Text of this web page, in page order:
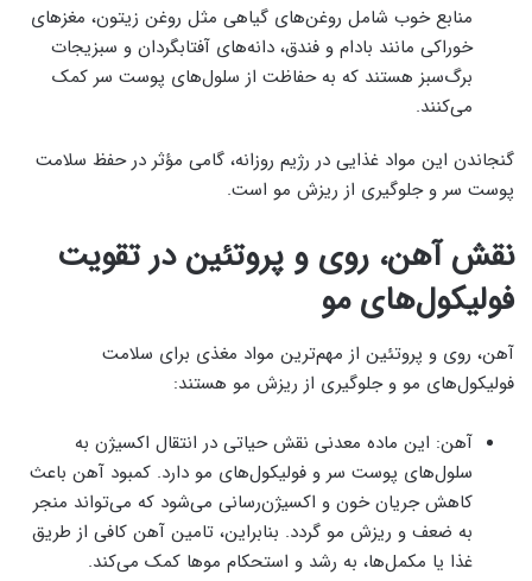
منابع خوب شامل روغن‌های گیاهی مثل روغن زیتون، مغزهای
خوراکی مانند بادام و فندق، دانه‌های آفتابگردان و سبزیجات
برگ‌سبز هستند که به حفاظت از سلول‌های پوست سر کمک
می‌کنند.
گنجاندن این مواد غذایی در رژیم روزانه، گامی مؤثر در حفظ سلامت
پوست سر و جلوگیری از ریزش مو است.
نقش آهن، روی و پروتئین در تقویت
فولیکول‌های مو
آهن، روی و پروتئین از مهم‌ترین مواد مغذی برای سلامت
فولیکول‌های مو و جلوگیری از ریزش مو هستند:
آهن: این ماده معدنی نقش حیاتی در انتقال اکسیژن به
سلول‌های پوست سر و فولیکول‌های مو دارد. کمبود آهن باعث
کاهش جریان خون و اکسیژن‌رسانی می‌شود که می‌تواند منجر
به ضعف و ریزش مو گردد. بنابراین، تامین آهن کافی از طریق
غذا یا مکمل‌ها، به رشد و استحکام موها کمک می‌کند.